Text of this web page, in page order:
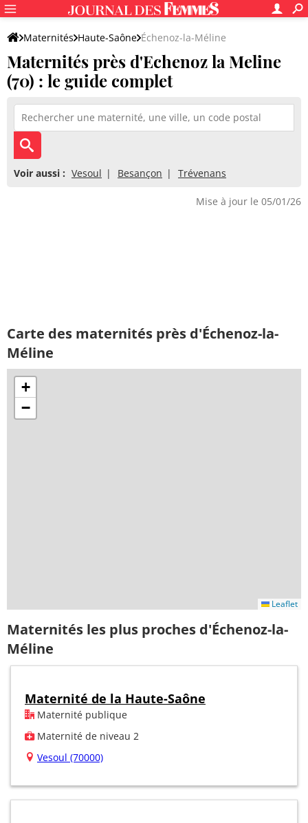
Maternités Haute-Saône Échenoz-la-Méline
Maternités près d'Echenoz la Meline
(70) : le guide complet
Voir aussi : Vesoul Besançon Trévenans
Mise à jour le 05/01/26
Carte des maternités près d'Échenoz-la-
Méline
+
−
Leaflet
Maternités les plus proches d'Échenoz-la-
Méline
Maternité de la Haute-Saône
Maternité publique
Maternité de niveau 2
Vesoul (70000)